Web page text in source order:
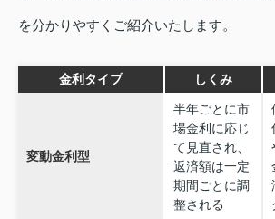
を分かりやすくご紹介いたします。
金利タイプ しくみ
変動金利型
半年ごとに市
場金利に応じ
て見直され、
返済額は一定
期間ごとに調
整される